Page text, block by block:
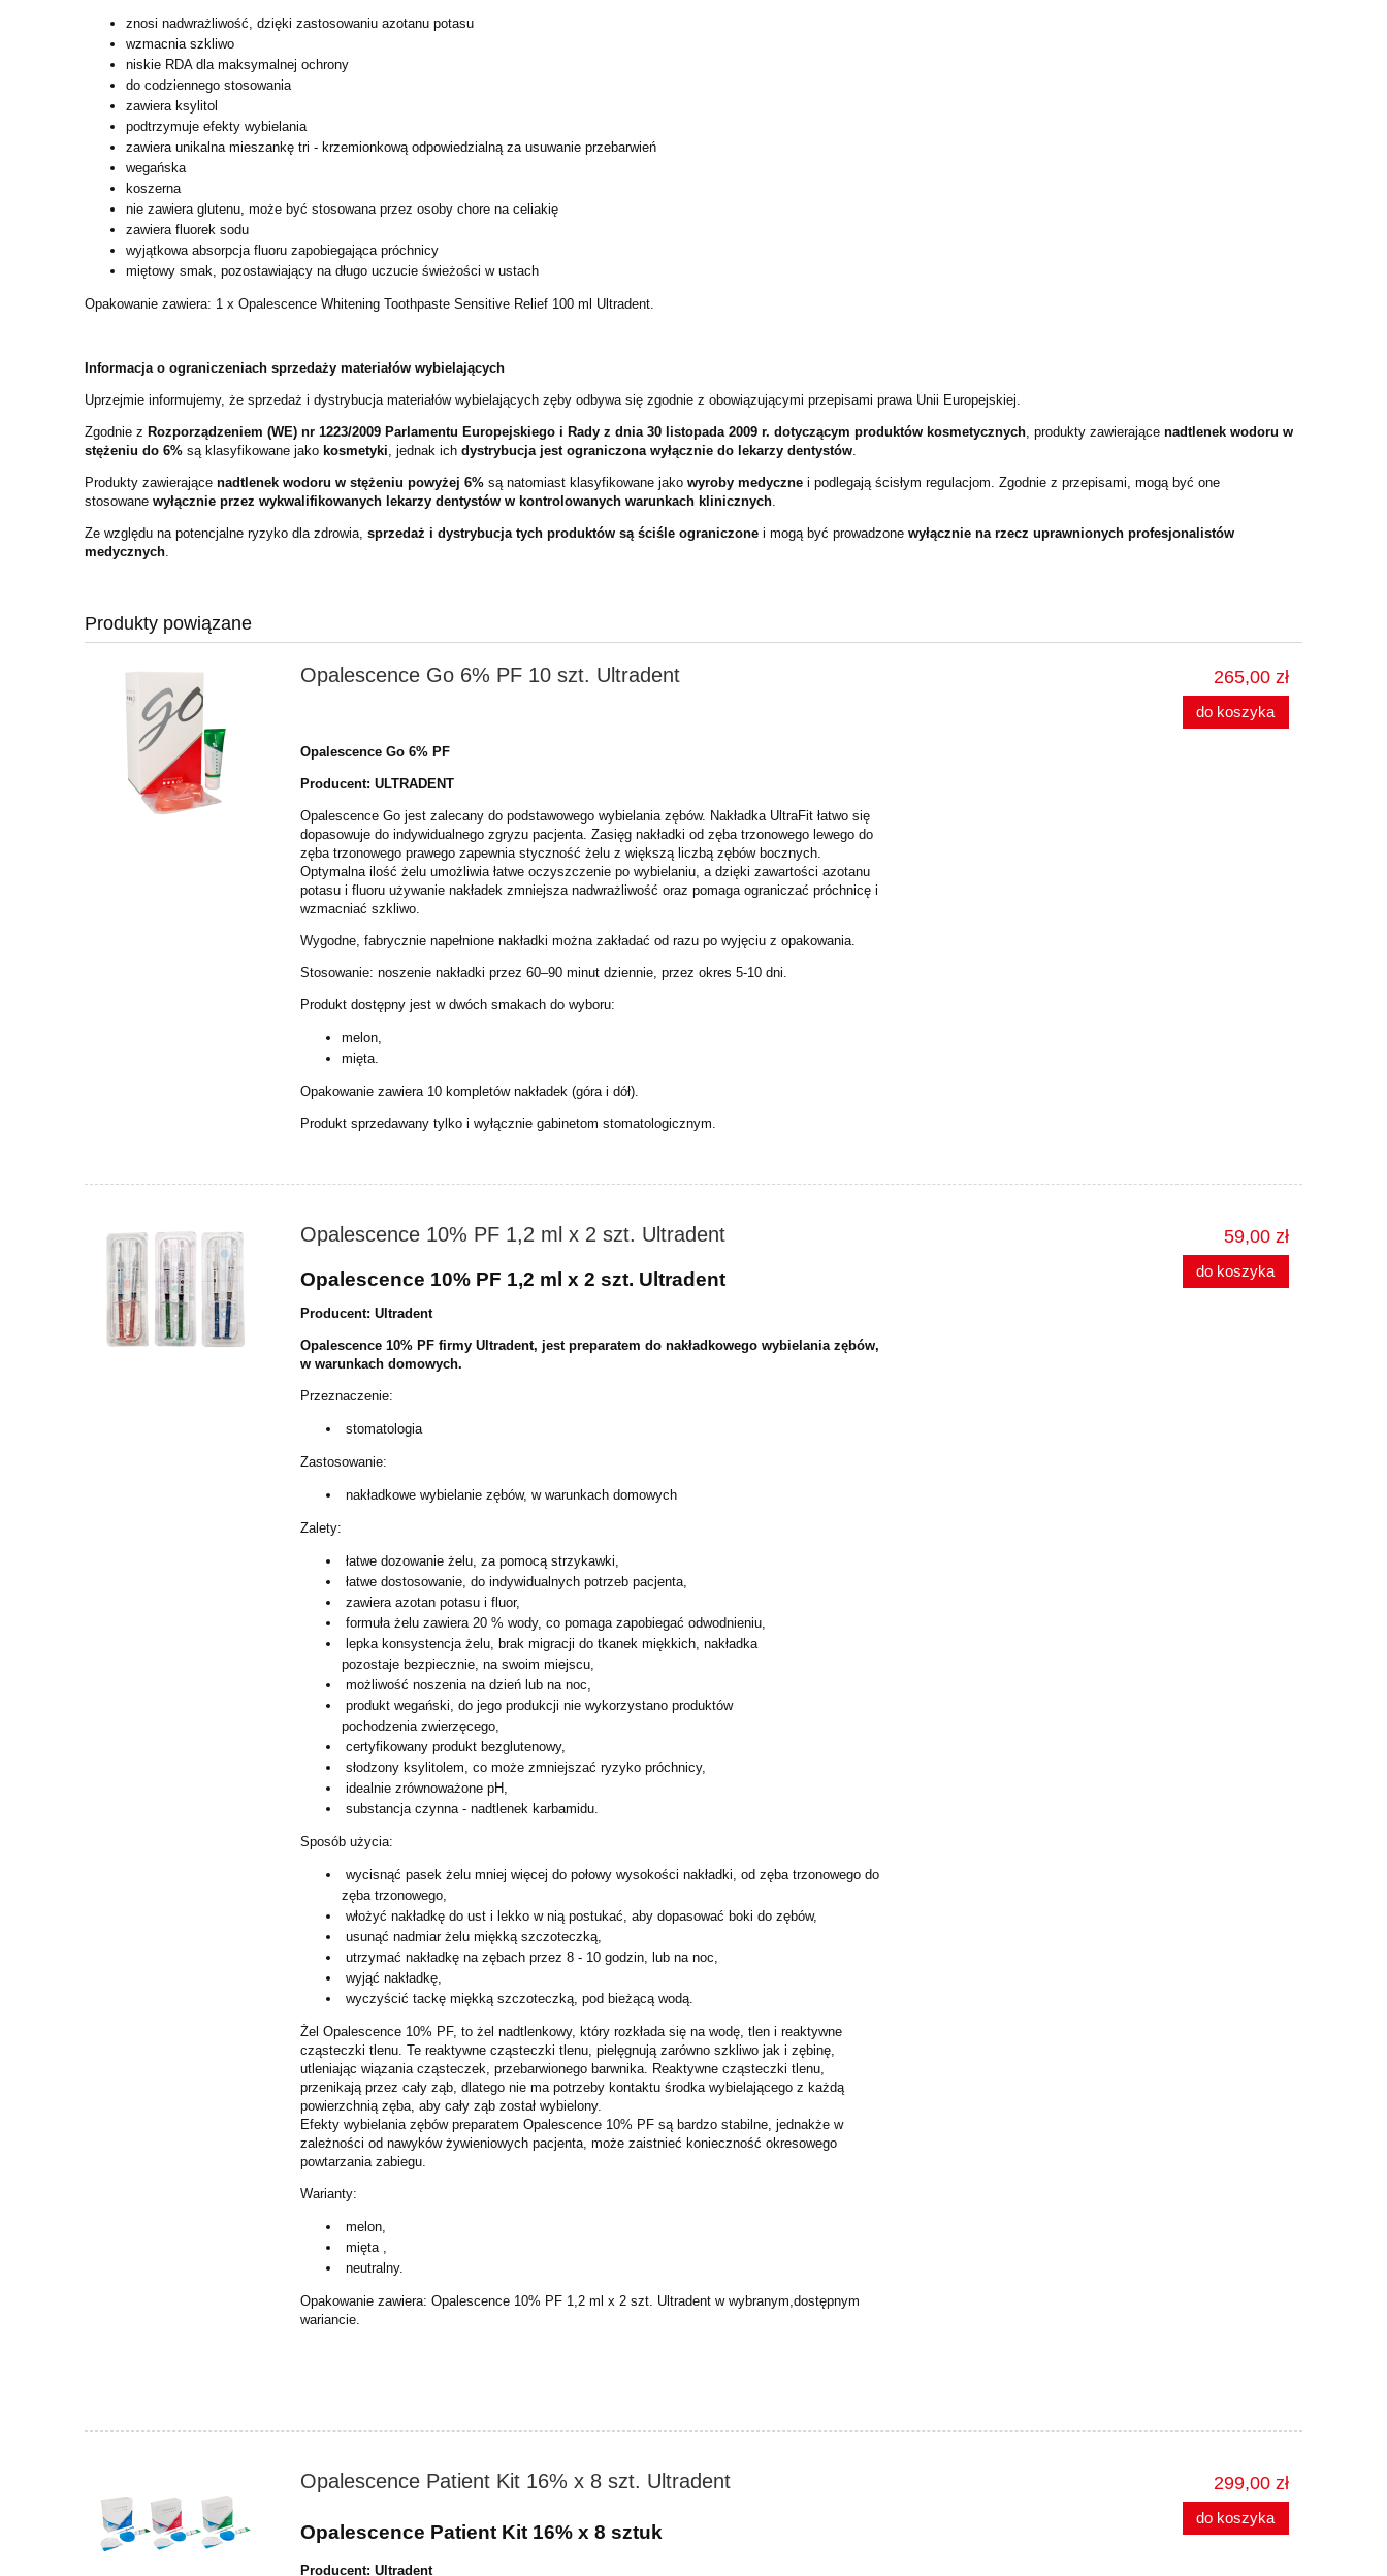
znosi nadwrażliwość, dzięki zastosowaniu azotanu potasu
wzmacnia szkliwo
niskie RDA dla maksymalnej ochrony
do codziennego stosowania
zawiera ksylitol
podtrzymuje efekty wybielania
zawiera unikalna mieszankę tri - krzemionkową odpowiedzialną za usuwanie przebarwień
wegańska
koszerna
nie zawiera glutenu, może być stosowana przez osoby chore na celiakię
zawiera fluorek sodu
wyjątkowa absorpcja fluoru zapobiegająca próchnicy
miętowy smak, pozostawiający na długo uczucie świeżości w ustach
Opakowanie zawiera: 1 x Opalescence Whitening Toothpaste Sensitive Relief 100 ml Ultradent.
Informacja o ograniczeniach sprzedaży materiałów wybielających
Uprzejmie informujemy, że sprzedaż i dystrybucja materiałów wybielających zęby odbywa się zgodnie z obowiązującymi przepisami prawa Unii Europejskiej.
Zgodnie z Rozporządzeniem (WE) nr 1223/2009 Parlamentu Europejskiego i Rady z dnia 30 listopada 2009 r. dotyczącym produktów kosmetycznych, produkty zawierające nadtlenek wodoru w
stężeniu do 6% są klasyfikowane jako kosmetyki, jednak ich dystrybucja jest ograniczona wyłącznie do lekarzy dentystów.
Produkty zawierające nadtlenek wodoru w stężeniu powyżej 6% są natomiast klasyfikowane jako wyroby medyczne i podlegają ścisłym regulacjom. Zgodnie z przepisami, mogą być one
stosowane wyłącznie przez wykwalifikowanych lekarzy dentystów w kontrolowanych warunkach klinicznych.
Ze względu na potencjalne ryzyko dla zdrowia, sprzedaż i dystrybucja tych produktów są ściśle ograniczone i mogą być prowadzone wyłącznie na rzecz uprawnionych profesjonalistów
medycznych.
Produkty powiązane
Opalescence Go 6% PF 10 szt. Ultradent
Opalescence Go 6% PF
Producent: ULTRADENT
Opalescence Go jest zalecany do podstawowego wybielania zębów. Nakładka UltraFit łatwo się
dopasowuje do indywidualnego zgryzu pacjenta. Zasięg nakładki od zęba trzonowego lewego do
zęba trzonowego prawego zapewnia styczność żelu z większą liczbą zębów bocznych.
Optymalna ilość żelu umożliwia łatwe oczyszczenie po wybielaniu, a dzięki zawartości azotanu
potasu i fluoru używanie nakładek zmniejsza nadwrażliwość oraz pomaga ograniczać próchnicę i
wzmacniać szkliwo.
Wygodne, fabrycznie napełnione nakładki można zakładać od razu po wyjęciu z opakowania.
Stosowanie: noszenie nakładki przez 60–90 minut dziennie, przez okres 5-10 dni.
Produkt dostępny jest w dwóch smakach do wyboru:
melon,
mięta.
Opakowanie zawiera 10 kompletów nakładek (góra i dół).
Produkt sprzedawany tylko i wyłącznie gabinetom stomatologicznym.
265,00 zł
do koszyka
Opalescence 10% PF 1,2 ml x 2 szt. Ultradent
Opalescence 10% PF 1,2 ml x 2 szt. Ultradent
Producent: Ultradent
Opalescence 10% PF firmy Ultradent, jest preparatem do nakładkowegowybielania zębów,
w warunkach domowych.
Przeznaczenie:
stomatologia
Zastosowanie:
nakładkowe wybielanie zębów, w warunkach domowych
Zalety:
łatwe dozowanie żelu, za pomocą strzykawki,
łatwe dostosowanie, do indywidualnych potrzeb pacjenta,
zawiera azotan potasu i fluor,
formuła żelu zawiera 20 % wody, co pomaga zapobiegać odwodnieniu,
lepka konsystencja żelu, brak migracji do tkanek miękkich, nakładka
pozostaje bezpiecznie, na swoim miejscu,
możliwość noszenia na dzień lub na noc,
produkt wegański, do jego produkcji nie wykorzystano produktów
pochodzeniazwierzęcego,
certyfikowany produkt bezglutenowy,
słodzony ksylitolem, co może zmniejszać ryzyko próchnicy,
idealnie zrównoważone pH,
substancja czynna - nadtlenek karbamidu.
Sposób użycia:
wycisnąć pasek żelu mniej więcej do połowy wysokości nakładki, od zębatrzonowego do
zęba trzonowego,
włożyć nakładkę do ust i lekko w nią postukać, aby dopasować boki do zębów,
usunąć nadmiar żelu miękką szczoteczką,
utrzymać nakładkę na zębach przez 8 - 10 godzin, lub na noc,
wyjąć nakładkę,
wyczyścić tackę miękką szczoteczką, pod bieżącą wodą.
Żel Opalescence 10% PF, to żel nadtlenkowy, który rozkłada się na wodę, tlen ireaktywne
cząsteczki tlenu. Te reaktywne cząsteczki tlenu, pielęgnują zarówno szkliwojak i zębinę,
utleniając wiązania cząsteczek, przebarwionego barwnika. Reaktywnecząsteczki tlenu,
przenikają przez cały ząb, dlatego nie ma potrzeby kontaktu środkawybielającego z każdą
powierzchnią zęba, aby cały ząb został wybielony.
Efekty wybielania zębów preparatem Opalescence 10% PF są bardzo stabilne, jednakżew
zależności od nawyków żywieniowych pacjenta, może zaistnieć koniecznośćokresowego
powtarzania zabiegu.
Warianty:
melon,
mięta ,
neutralny.
Opakowanie zawiera: Opalescence 10% PF 1,2 ml x 2 szt. Ultradent w wybranym,dostępnym
wariancie.
59,00 zł
do koszyka
Opalescence Patient Kit 16% x 8 szt. Ultradent
Opalescence Patient Kit 16% x 8 sztuk
Producent: Ultradent
299,00 zł
do koszyka